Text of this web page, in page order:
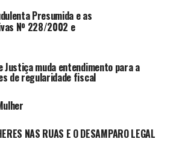
Presumida e as
Nº 228/2002 e
Justiça muda entendimento para a
de regularidade fiscal
NAS RUAS E O DESAMPARO LEGAL